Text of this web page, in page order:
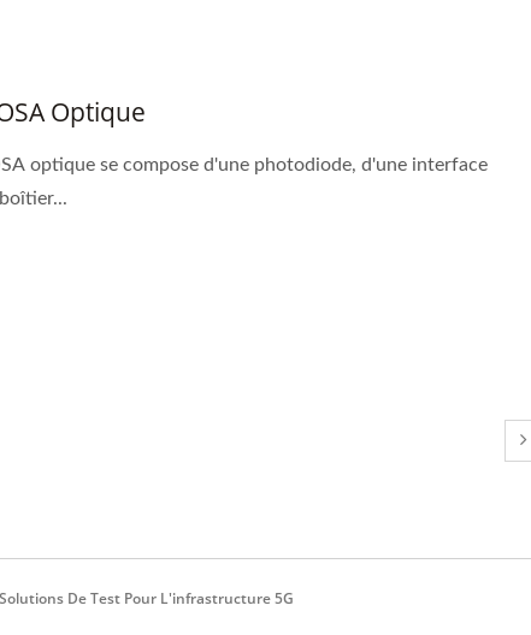
Optique
optique se compose d'une photodiode, d'une interface
De Test Pour L'infrastructure 5G